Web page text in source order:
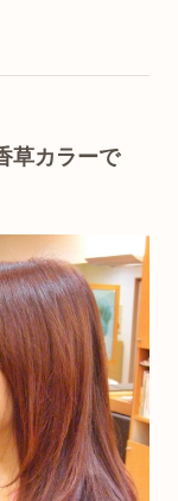
草カラーで